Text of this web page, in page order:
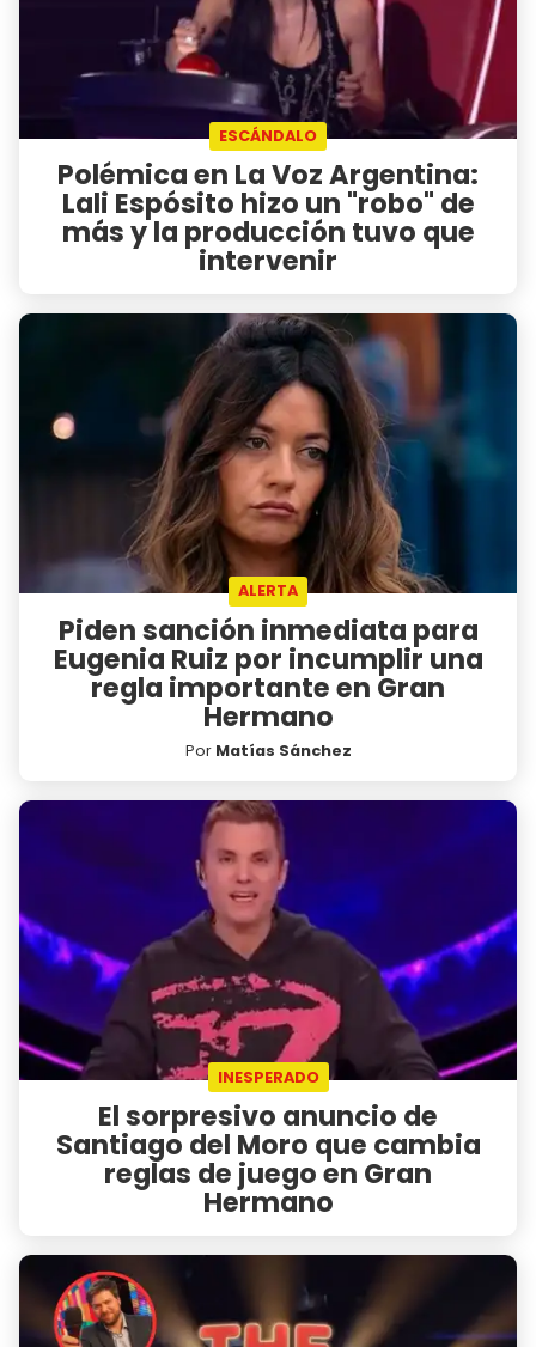
ESCÁNDALO
Polémica en La Voz Argentina:
Lali Espósito hizo un "robo" de
más y la producción tuvo que
intervenir
ALERTA
Piden sanción inmediata para
Eugenia Ruiz por incumplir una
regla importante en Gran
Hermano
Por Matías Sánchez
INESPERADO
El sorpresivo anuncio de
Santiago del Moro que cambia
reglas de juego en Gran
Hermano